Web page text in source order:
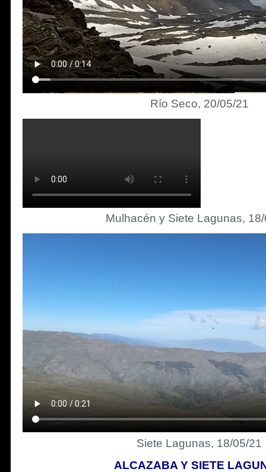
Río Seco, 20/05/21
Mulhacén y Siete Lagunas,
Siete Lagunas, 18/05/21
ALCAZABA Y SIETE